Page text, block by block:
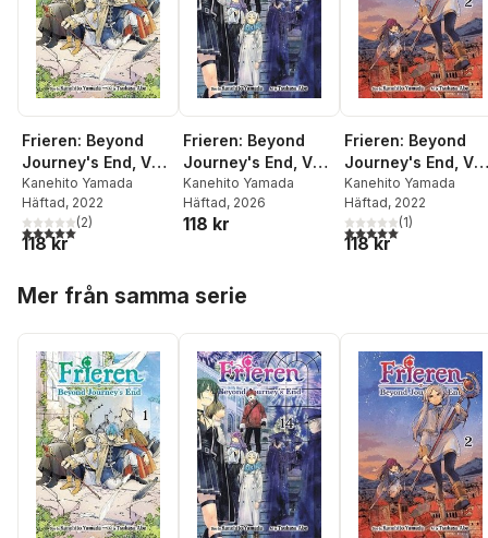
Frieren: Beyond
Journey's End, Vol.
1
Kanehito Yamada
Häftad, 2022
5,0utav 5 stjärnor. Totalt antal röster:
(2)
118 kr
Frieren: Beyond
Journey's End, Vol.
14
Kanehito Yamada
Häftad, 2026
118 kr
Frieren: Beyond
Journey's End,
2
Kanehito Yamada
Häftad, 2022
5,0utav 5 stjärnor.
(1)
118 kr
Mer från samma serie